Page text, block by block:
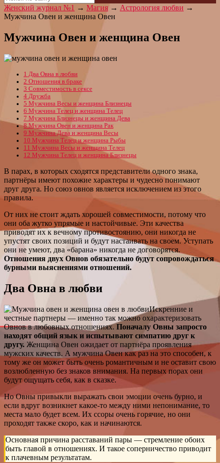
Женский журнал №1 → Магия → Астрология любви →
Мужчина Овен и женщина Овен
Мужчина Овен и женщина Овен
1 Два Овна в любви
2 Отношения в браке
3 Совместимость в сексе
4 Дружба
5 Мужчина Весы и женщина Близнецы
6 Мужчина Телец и женщина Телец
7 Мужчина Близнецы и женщина Дева
8Мужчина Овен и женщина Рак
9 Мужчина Дева и женщина Весы
10 Мужчина Телец и женщина Рыбы
11 Мужчина Весы и женщина Телец
12 Мужчина Телец и женщина Близнецы
В парах, в которых сходятся представители одного знака,
партнёры имеют похожие характеры и чудесно понимают
друг друга. Но союз овнов является исключением из этого
правила.
От них не стоит ждать хорошей совместимости, потому что
они оба жутко упрямые и настойчивые. Эти качества
приводят их к вечному противостоянию, они никогда не
упустят своих позиций и будут настаивать на своем. Уступать
они не умеют, два «барана» никогда не договорятся.
Отношения двух Овнов обязательно будут сопровождаться
бурными выяснениями отношений.
Два Овна в любви
Искренние и
честные партнеры — именно так можно охарактеризовать
Овнов в любовных отношениях. Поначалу Овны запросто
находят общий язык и испытывают симпатию друг к
другу. Женщина Овен ожидает от партнёра проявления
мужских качеств. А мужчина Овен как раз на это способен, к
тому же он может быть очень романтичным и не оставит свою
возлюбленную без знаков внимания. На первых порах они
будут ощущать себя, как в сказке.
Но Овны привыкли выражать свои эмоции очень бурно, и
если вдруг возникнет какое-то между ними непонимание, то
места мало будет всем. Их ссоры очень горячие, но они
проходят также скоро, как и начинаются.
Основная причина расставаний пары — стремление обоих
быть главой в отношениях. И такое соперничество приводит
к плачевным результатам.